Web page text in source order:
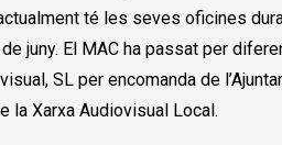
té les seves oficines
juny. El MAC ha passat per
SL per encomanda de
la Xarxa Audiovisual Local.